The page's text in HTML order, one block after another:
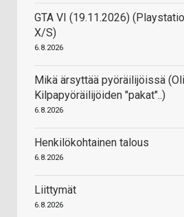
GTA VI (19.11.2026)
X/S)
6.8.2026
Mikä ärsyttää pyöräilijöissä
Kilpapyöräilijöiden "pakat"..)
6.8.2026
Henkilökohtainen talous
6.8.2026
Liittymät
6.8.2026